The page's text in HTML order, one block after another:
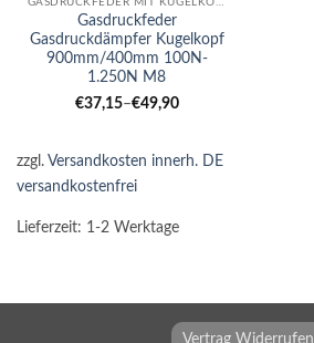
GASDRUCKFEDER MIT KUGELKOPF
Gasdruckfeder
Gasdruckdämpfer Kugelkopf
900mm/400mm 100N-
1.250N M8
€37,15–€49,90
zzgl. Versandkosten innerh. DE
versandkostenfrei
Lieferzeit: 1-2 Werktage
Vertrag Widerrufen